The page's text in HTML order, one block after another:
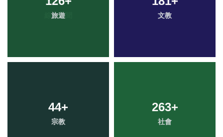
旅遊 文教
44+
宗教
263+
社會